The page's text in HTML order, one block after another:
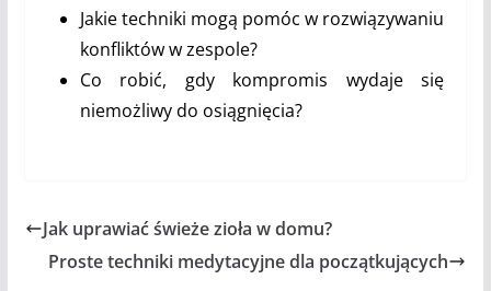
Jakie techniki mogą pomóc w rozwiązywaniu
konfliktów w zespole?
Co robić, gdy kompromis wydaje się
niemożliwy do osiągnięcia?
Jak uprawiać świeże zioła w domu?
Proste techniki medytacyjne dla początkujących